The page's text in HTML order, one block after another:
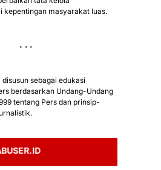
kepentingan masyarakat luas.
sebagai edukasi
berdasarkan Undang-Undang
tentang Pers dan prinsip-